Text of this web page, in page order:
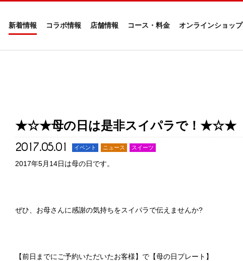
新着情報 コラボ情報 店舗情報 コース・料金 オンラインショップ
★☆★母の日は是非スイパラで！★☆★
2017.05.01 イベント ニュース スイーツ
2017年5月14日は母の日です。
ぜひ、お母さんに感謝の気持ちをスイパラで伝えませんか?
【前日までにご予約いただいたお客様】で【母の日プレート】